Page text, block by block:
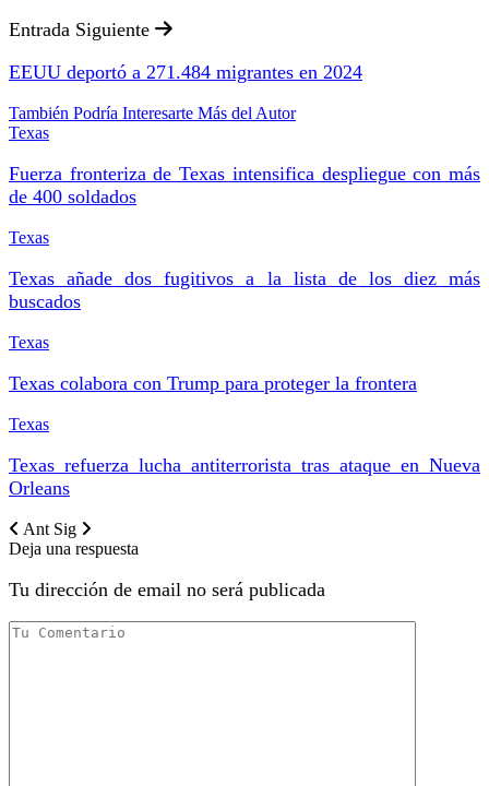
Entrada Siguiente
EEUU deportó a 271.484 migrantes en 2024
También Podría Interesarte Más del Autor
Texas
Fuerza fronteriza de Texas intensifica despliegue con más
de 400 soldados
Texas
Texas añade dos fugitivos a la lista de los diez más
buscados
Texas
Texas colabora con Trump para proteger la frontera
Texas
Texas refuerza lucha antiterrorista tras ataque en Nueva
Orleans
Ant Sig
Deja una respuesta
Tu dirección de email no será publicada